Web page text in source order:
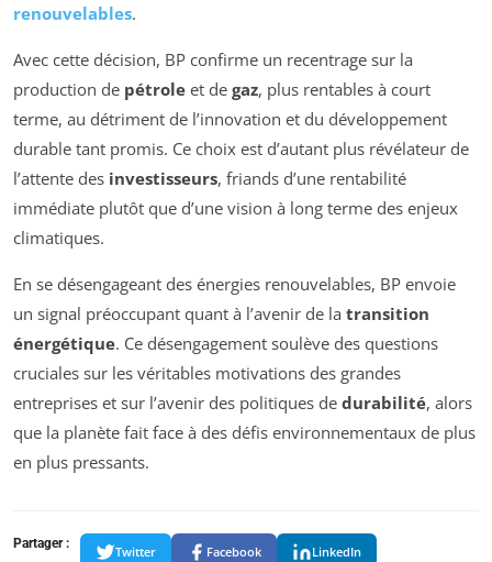
renouvelables.
Avec cette décision, BP confirme un recentrage sur la
production de pétrole et de gaz, plus rentables à court
terme, au détriment de l’innovation et du développement
durable tant promis. Ce choix est d’autant plus révélateur de
l’attente des investisseurs, friands d’une rentabilité
immédiate plutôt que d’une vision à long terme des enjeux
climatiques.
En se désengageant des énergies renouvelables, BP envoie
un signal préoccupant quant à l’avenir de la transition
énergétique. Ce désengagement soulève des questions
cruciales sur les véritables motivations des grandes
entreprises et sur l’avenir des politiques de durabilité, alors
que la planète fait face à des défis environnementaux de plus
en plus pressants.
Partager :
Twitter Facebook LinkedIn